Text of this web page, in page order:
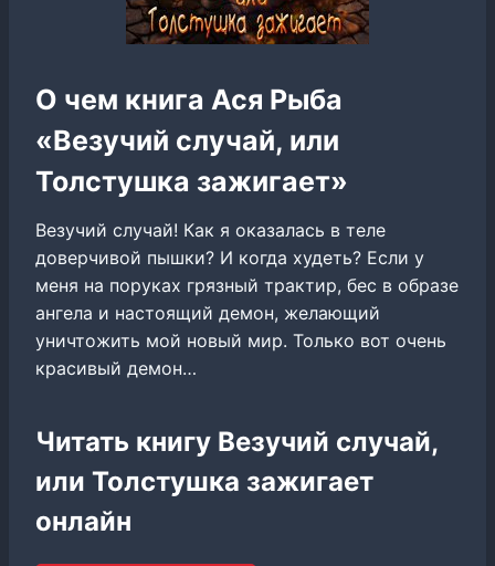
О чем книга Ася Рыба
«Везучий случай, или
Толстушка зажигает»
Везучий случай! Как я оказалась в теле
доверчивой пышки? И когда худеть? Если у
меня на поруках грязный трактир, бес в образе
ангела и настоящий демон, желающий
уничтожить мой новый мир. Только вот очень
красивый демон…
Читать книгу Везучий случай,
или Толстушка зажигает
онлайн